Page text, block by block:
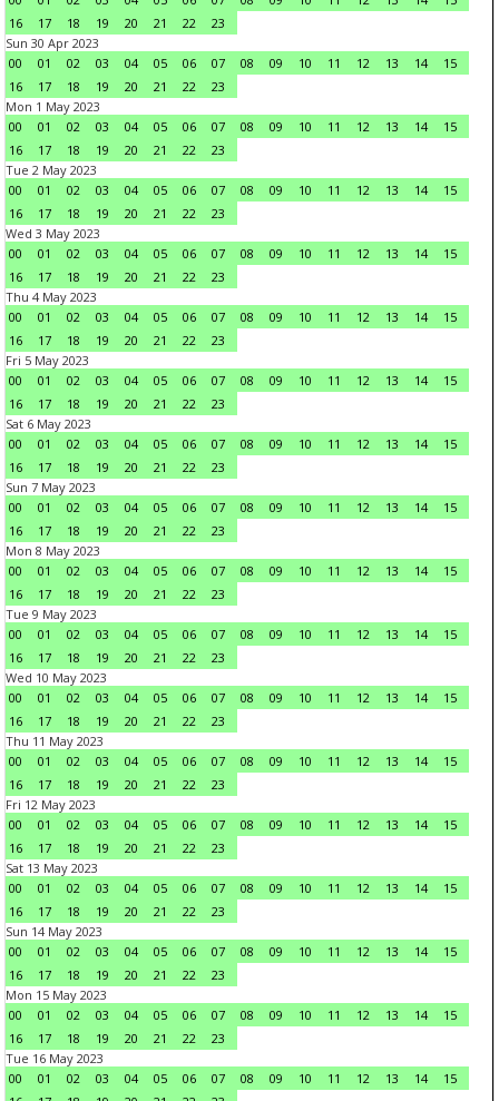
16
17 18 19 20 21 22
23
Sun 30 Apr 2023
00
01 02 03 04 05 06 07 08 09 10 11 12 13 14
15
16
17 18 19 20 21 22
23
Mon 1 May 2023
00
01 02 03 04 05 06 07 08 09 10 11 12 13 14
15
16
17 18 19 20 21 22
23
Tue 2 May 2023
00
01 02 03 04 05 06 07 08 09 10 11 12 13 14
15
16
17 18 19 20 21 22
23
Wed 3 May 2023
00
01 02 03 04 05 06 07 08 09 10 11 12 13 14
15
16
17 18 19 20 21 22
23
Thu 4 May 2023
00
01 02 03 04 05 06 07 08 09 10 11 12 13 14
15
16
17 18 19 20 21 22
23
Fri 5 May 2023
00
01 02 03 04 05 06 07 08 09 10 11 12 13 14
15
16
17 18 19 20 21 22
23
Sat 6 May 2023
00
01 02 03 04 05 06 07 08 09 10 11 12 13 14
15
16
17 18 19 20 21 22
23
Sun 7 May 2023
00
01 02 03 04 05 06 07 08 09 10 11 12 13 14
15
16
17 18 19 20 21 22
23
Mon 8 May 2023
00
01 02 03 04 05 06 07 08 09 10 11 12 13 14
15
16
17 18 19 20 21 22
23
Tue 9 May 2023
00
01 02 03 04 05 06 07 08 09 10 11 12 13 14
15
16
17 18 19 20 21 22
23
Wed 10 May 2023
00
01 02 03 04 05 06 07 08 09 10 11 12 13 14
15
16
17 18 19 20 21 22
23
Thu 11 May 2023
00
01 02 03 04 05 06 07 08 09 10 11 12 13 14
15
16
17 18 19 20 21 22
23
Fri 12 May 2023
00
01 02 03 04 05 06 07 08 09 10 11 12 13 14
15
16
17 18 19 20 21 22
23
Sat 13 May 2023
00
01 02 03 04 05 06 07 08 09 10 11 12 13 14
15
16
17 18 19 20 21 22
23
Sun 14 May 2023
00
01 02 03 04 05 06 07 08 09 10 11 12 13 14
15
16
17 18 19 20 21 22
23
Mon 15 May 2023
00
01 02 03 04 05 06 07 08 09 10 11 12 13 14
15
16
17 18 19 20 21 22
23
Tue 16 May 2023
00
01 02 03 04 05 06 07 08 09 10 11 12 13 14
15